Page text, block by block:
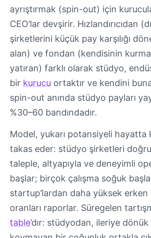
ayrıştırmak (spin-out) için
CEO’lar devşirir. Hızlandırıcıdan
şirketlerini küçük pay karşılığı
alan) ve fondan (kendisinin
yatıran) farklı olarak stüdyo,
bir kurucu ortaktır ve kendini
spin-out anında stüdyo payları
%30–60 bandındadır.
Model, yukarı potansiyeli hayatta
takas eder: stüdyo şirketleri
taleple, altyapıyla ve deneyimli
başlar; birçok çalışma soğuk
startup’lardan daha yüksek
oranları raporlar. Süregelen
table’dır: stüdyodan, ileriye